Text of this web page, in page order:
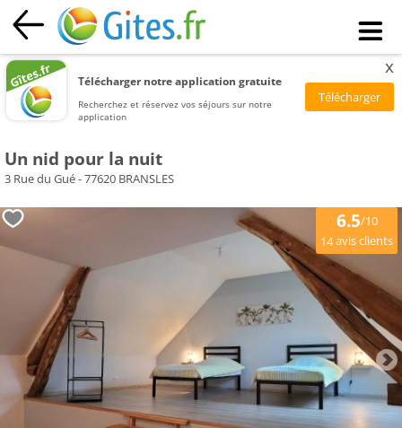
Télécharger notre application gratuite
Recherchez et réservez vos séjours sur notre
application
x
Un nid pour la nuit
3 Rue du Gué - 77620 BRANSLES
6.5/10
14avis clients